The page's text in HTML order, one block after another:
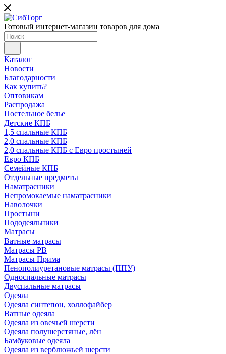
Готовый интернет-магазин товаров для дома
Каталог
Новости
Благодарности
Как купить?
Оптовикам
Распродажа
Постельное белье
Детские КПБ
1,5 спальные КПБ
2,0 спальные КПБ
2,0 спальные КПБ с Евро простыней
Евро КПБ
Семейные КПБ
Отдельные предметы
Наматрасники
Непромокаемые наматрасники
Наволочки
Простыни
Пододеяльники
Матрасы
Ватные матрасы
Матрасы РВ
Матрасы Прима
Пенополиуретановые матрасы (ППУ)
Односпальные матрасы
Двуспальные матрасы
Одеяла
Одеяла синтепон, холлофайбер
Ватные одеяла
Одеяла из овечьей шерсти
Одеяла полушерстяные, лён
Бамбуковые одеяла
Одеяла из верблюжьей шерсти